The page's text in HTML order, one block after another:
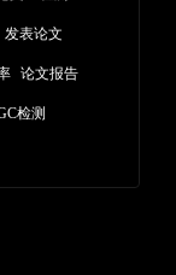
发表论文
论文报告
检测